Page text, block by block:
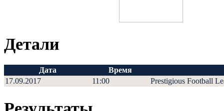
Детали
Дата
Время
17.09.2017
11:00 Prestigious Football